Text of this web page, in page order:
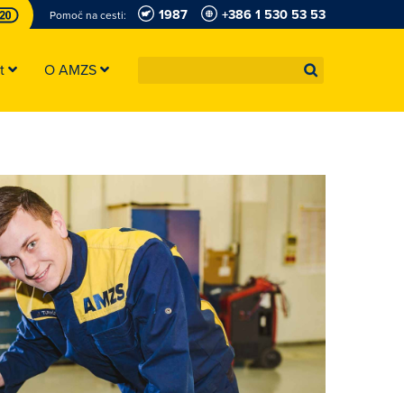
Pomoč na cesti: 1987 +386 1 530 53 53
O AMZS